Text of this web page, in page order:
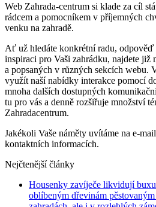
Web Zahrada-centrum si klade za cíl
rádcem a pomocníkem v příjemných
venku na zahradě.
Ať už hledáte konkrétní radu, odpověď
inspiraci pro Vaši zahrádku, najdete již
a popsaných v různých sekcích webu.
využít naší nabídky interakce pomocí
mnoha dalších dostupných
tu pro vás a denně rozšiřuje množství
Zahradacentrum.
Jakékoli Vaše náměty uvítáme na e-
kontaktních informacích.
Nejčtenější články
Housenky zavíječe likvidují
oblíbeným dřevinám